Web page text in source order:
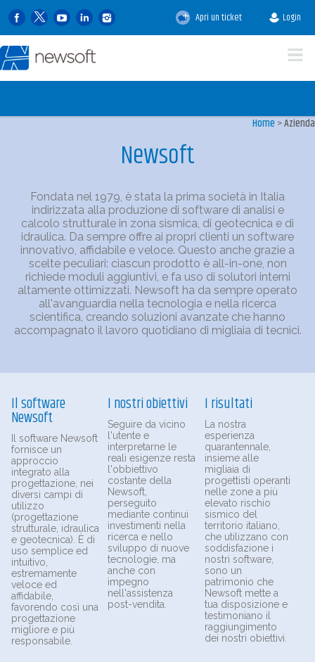
Apri un ticket Login
Home >Azienda
Newsoft
Fondata nel 1979, è stata la prima società in Italia
indirizzata alla produzione di software di analisi e
calcolo strutturale in zona sismica, di geotecnica e di
idraulica. Da sempre offre ai propri clienti un software
innovativo, affidabile e veloce. Questo anche grazie a
scelte peculiari: ciascun prodotto è all-in-one, non
richiede moduli aggiuntivi, e fa uso di solutori interni
altamente ottimizzati. Newsoft ha da sempre operato
all'avanguardia nella tecnologia e nella ricerca
scientifica, creando soluzioni avanzate che hanno
accompagnato il lavoro quotidiano di migliaia di tecnici.
Il software
Newsoft
Il software Newsoft
fornisce un
approccio
integrato alla
progettazione, nei
diversi campi di
utilizzo
(progettazione
strutturale, idraulica
e geotecnica). È di
uso semplice ed
intuitivo,
estremamente
veloce ed
affidabile,
favorendo così una
progettazione
migliore e più
responsabile.
I nostri obiettivi
Seguire da vicino
l'utente e
interpretarne le
reali esigenze resta
l'obbiettivo
costante della
Newsoft,
perseguito
mediante continui
investimenti nella
ricerca e nello
sviluppo di nuove
tecnologie, ma
anche con
impegno
nell'assistenza
post-vendita.
I risultati
La nostra
esperienza
quarantennale,
insieme alle
migliaia di
progettisti operanti
nelle zone a più
elevato rischio
sismico del
territorio italiano,
che utilizzano con
soddisfazione i
nostri software,
sono un
patrimonio che
Newsoft mette a
tua disposizione e
testimoniano il
raggiungimento
dei nostri obiettivi.